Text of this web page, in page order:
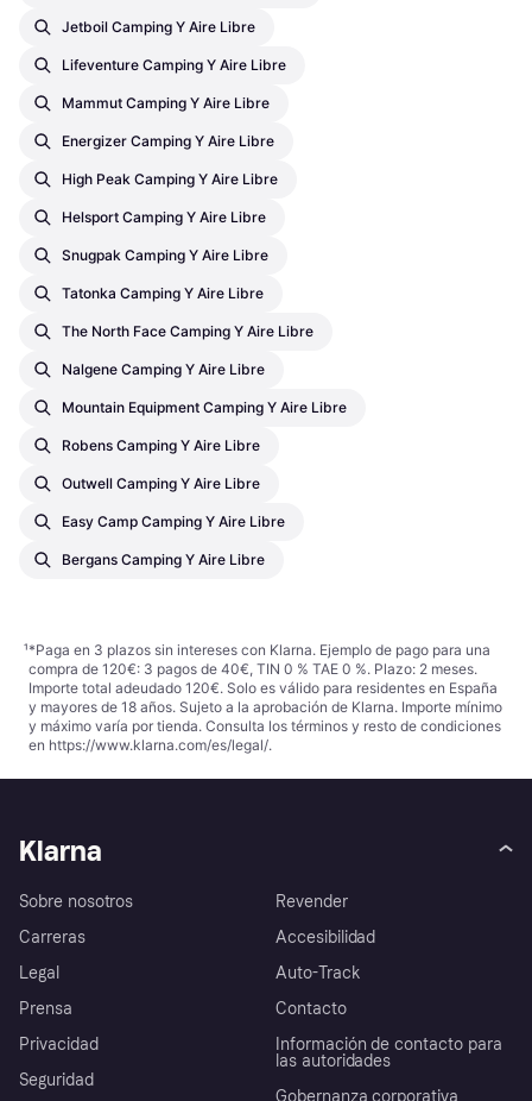
Jetboil Camping Y Aire Libre
Lifeventure Camping Y Aire Libre
Mammut Camping Y Aire Libre
Energizer Camping Y Aire Libre
High Peak Camping Y Aire Libre
Helsport Camping Y Aire Libre
Snugpak Camping Y Aire Libre
Tatonka Camping Y Aire Libre
The North Face Camping Y Aire Libre
Nalgene Camping Y Aire Libre
Mountain Equipment Camping Y Aire Libre
Robens Camping Y Aire Libre
Outwell Camping Y Aire Libre
Easy Camp Camping Y Aire Libre
Bergans Camping Y Aire Libre
¹*Paga en 3 plazos sin intereses con Klarna. Ejemplo de pago para una
compra de 120€: 3 pagos de 40€, TIN 0 % TAE 0 %. Plazo: 2 meses.
Importe total adeudado 120€. Solo es válido para residentes en España
y mayores de 18 años. Sujeto a la aprobación de Klarna. Importe mínimo
y máximo varía por tienda. Consulta los términos y resto de condiciones
en https://www.klarna.com/es/legal/.
Klarna
Sobre nosotros
Carreras
Legal
Prensa
Privacidad
Seguridad
Revender
Accesibilidad
Auto-Track
Contacto
Información de contacto para
las autoridades